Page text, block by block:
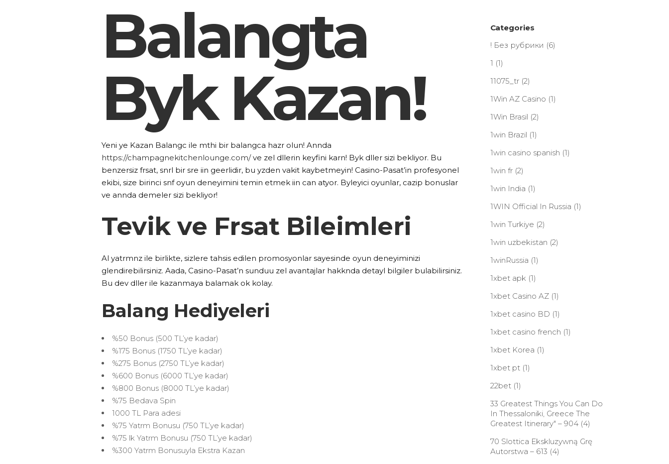
Balangta
Byk Kazan!
Yeni ye Kazan Balangc ile mthi bir balangca hazr olun! Annda
https://champagnekitchenlounge.com/ve zel dllerin keyfini karn! Byk dller sizi bekliyor. Bu
benzersiz frsat, snrl bir sre iin geerlidir, bu yzden vakit kaybetmeyin! Casino-Pasat’in profesyonel
ekibi, size birinci snf oyun deneyimini temin etmek iin can atyor. Byleyici oyunlar, cazip bonuslar
ve annda demeler sizi bekliyor!
Tevik ve Frsat Bileimleri
Al yatrmnz ile birlikte, sizlere tahsis edilen promosyonlar sayesinde oyun deneyiminizi
glendirebilirsiniz. Aada, Casino-Pasat’n sunduu zel avantajlar hakknda detayl bilgiler bulabilirsiniz.
Bu dev dller ile kazanmaya balamak ok kolay.
Balang Hediyeleri
%50 Bonus (500 TL’ye kadar)
%175 Bonus (1750 TL’ye kadar)
%275 Bonus (2750 TL’ye kadar)
%600 Bonus (6000 TL’ye kadar)
%800 Bonus (8000 TL’ye kadar)
%75 Bedava Spin
1000 TL Para adesi
%75 Yatrm Bonusu (750 TL’ye kadar)
%75 lk Yatrm Bonusu (750 TL’ye kadar)
%300 Yatrm Bonusuyla Ekstra Kazan
Categories
! Без рубрики (6)
1 (1)
11075_tr(2)
1Win AZ Casino (1)
1Win Brasil (2)
1win Brazil (1)
1win casino spanish (1)
1win fr(2)
1win India (1)
1WIN Official In Russia (1)
1win Turkiye (2)
1win uzbekistan (2)
1winRussia (1)
1xbet apk (1)
1xbet Casino AZ(1)
1xbet casino BD (1)
1xbet casino french (1)
1xbet Korea (1)
1xbet pt(1)
22bet(1)
33 Greatest Things You Can Do
In Thessaloniki, Greece The
Greatest Itinerary" – 904(4)
70 Slottica Ekskluzywną Grę
Autorstwa – 613 (4)